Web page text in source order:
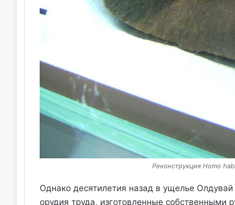
Реконструкция Homo
Однако десятилетия назад в ущелье
орудия труда, изготовленные собственными